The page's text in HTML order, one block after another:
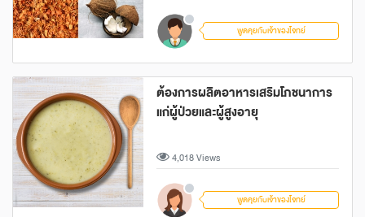
พูดคุยกับเจ้าของโจทย์
ต้องการผลิตอาหาร​เสริมโภชนาการ
แก่ผู้ป่วยและผู้สูงอายุ
4,018 Views
พูดคุยกับเจ้าของโจทย์